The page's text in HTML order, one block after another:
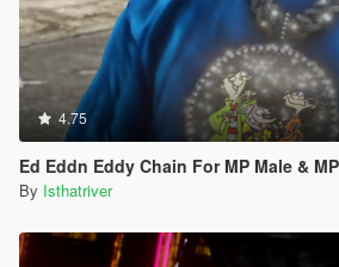
4.75
Ed Eddn Eddy Chain For MP Male &
By Isthatriver